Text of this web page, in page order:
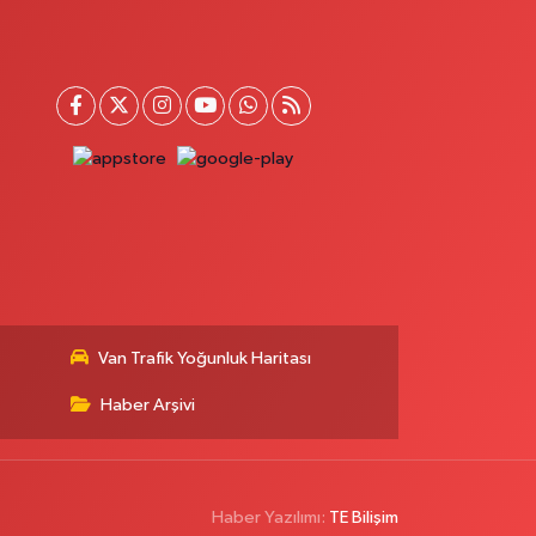
Yaşam Eczanesi
Van Trafik Yoğunluk Haritası
Haber Arşivi
Haber Yazılımı: TE Bilişim